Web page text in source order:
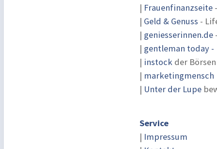
| Frauenfinanzseite
| Geld & Genuss -
| geniesserinnen.de
| gentleman today -
| instock der
|
| Unter der Lupe
Service
| Impressum